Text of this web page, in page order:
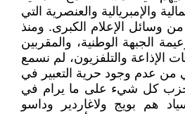
والإمبريالية والعنصرية التي
وسائل الإعلام الكبرى. ومنذ
الجبهة الوطنية، والمقربين
الإذاعة والتلفزيون، لم نسمع
من عدم وجود حرية التعبير في
كل شيء على ما يرام في
هم بويج ولاغاردير وداسو